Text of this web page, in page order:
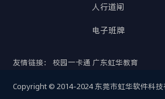
人行道闸
电子班牌
友情链接： 校园一卡通 广东虹华教育
Copyright © 2014-2024 东莞市虹华软件科技